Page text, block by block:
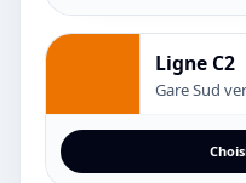
Ligne C2
Gare Sud